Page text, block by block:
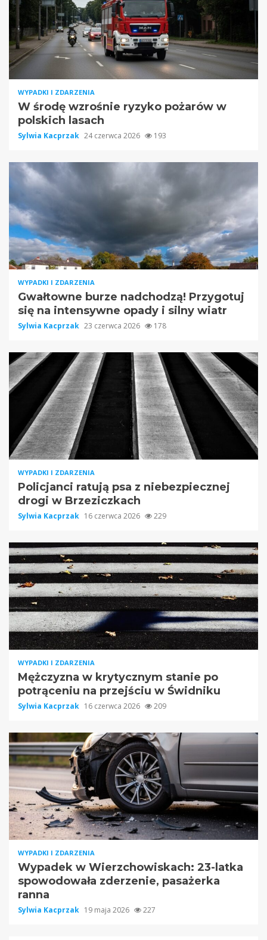
WYPADKI I ZDARZENIA
W środę wzrośnie ryzyko pożarów w
polskich lasach
Sylwia Kacprzak 24 czerwca 2026 193
WYPADKI I ZDARZENIA
Gwałtowne burze nadchodzą! Przygotuj
się na intensywne opady i silny wiatr
Sylwia Kacprzak 23 czerwca 2026 178
WYPADKI I ZDARZENIA
Policjanci ratują psa z niebezpiecznej
drogi w Brzeziczkach
Sylwia Kacprzak 16 czerwca 2026 229
WYPADKI I ZDARZENIA
Mężczyzna w krytycznym stanie po
potrąceniu na przejściu w Świdniku
Sylwia Kacprzak 16 czerwca 2026 209
WYPADKI I ZDARZENIA
Wypadek w Wierzchowiskach: 23-latka
spowodowała zderzenie, pasażerka
ranna
Sylwia Kacprzak 19 maja 2026 227